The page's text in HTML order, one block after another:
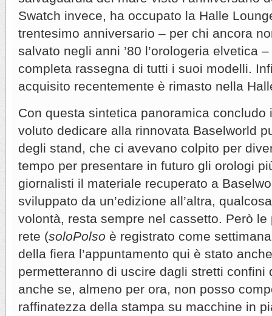
Swatch invece, ha occupato la Halle
trentesimo anniversario – per chi ancora
salvato negli anni ’80 l’orologeria elvetica
completa rassegna di tutti i suoi modelli.
acquisito recentemente è rimasto nella
Con questa sintetica panoramica
voluto dedicare alla rinnovata Baselworld
degli stand, che ci avevano colpito per
tempo per presentare in futuro gli orologi
giornalisti il materiale recuperato a
sviluppato da un’edizione all’altra,
volontà, resta sempre nel cassetto. Però
rete (soloPolso è registrato come
della fiera l’appuntamento qui è stato
permetteranno di uscire dagli stretti confini
anche se, almeno per ora, non posso
raffinatezza della stampa su macchine in